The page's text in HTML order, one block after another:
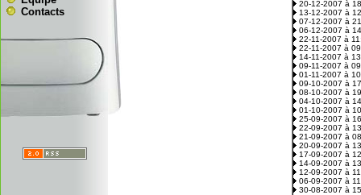
Contacts
20-12-2007 à
13-12-2007 à
07-12-2007 à
06-12-2007 à
22-11-2007 à
22-11-2007 à
14-11-2007 à
09-11-2007 à
01-11-2007 à
09-10-2007 à
08-10-2007 à
04-10-2007 à
01-10-2007 à
25-09-2007 à
22-09-2007 à
21-09-2007 à
20-09-2007 à
17-09-2007 à
14-09-2007 à
12-09-2007 à
06-09-2007 à
30-08-2007 à